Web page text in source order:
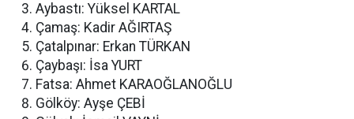
Aybastı: Yüksel KARTAL
Çamaş: Kadir AĞIRTAŞ
Çatalpınar: Erkan TÜRKAN
Çaybaşı: İsa YURT
Fatsa: Ahmet KARAOĞLANOĞLU
Gölköy: Ayşe ÇEBİ